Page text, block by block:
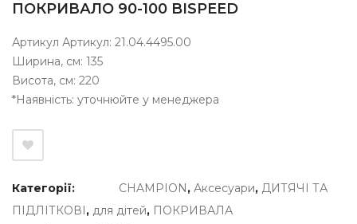
ПОКРИВАЛО 90-100 BISPEED
Артикул Артикул: 21.04.4495.00
Ширина, см: 135
Висота, см: 220
*Наявність: уточнюйте у менеджера
Категорії: CHAMPION, Аксесуари, ДИТЯЧІ ТА
ПІДЛІТКОВІ, для дітей, ПОКРИВАЛА